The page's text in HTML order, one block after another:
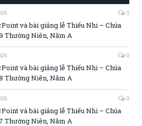
0
và bài giảng lễ Thiếu Nhi – Chúa
Thường Niên, Năm A
0
và bài giảng lễ Thiếu Nhi – Chúa
Thường Niên, Năm A
0
và bài giảng lễ Thiếu Nhi – Chúa
Thường Niên, Năm A